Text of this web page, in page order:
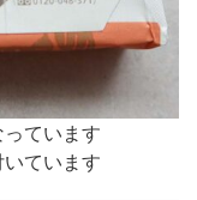
ています
ています